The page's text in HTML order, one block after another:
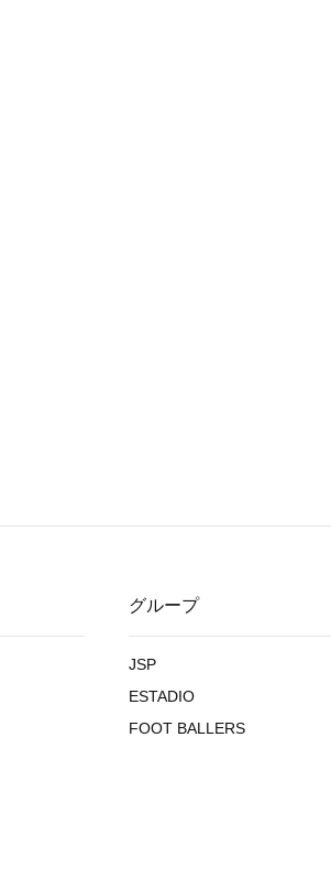
グループ
JSP
ESTADIO
FOOT BALLERS